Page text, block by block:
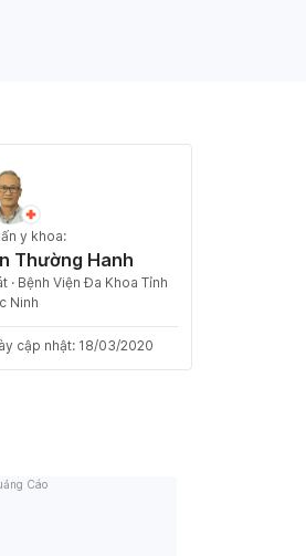
y khoa:
Thường Hanh
· Bệnh Viện Đa Khoa Tỉnh
Ninh
cập nhật: 18/03/2020
Cáo